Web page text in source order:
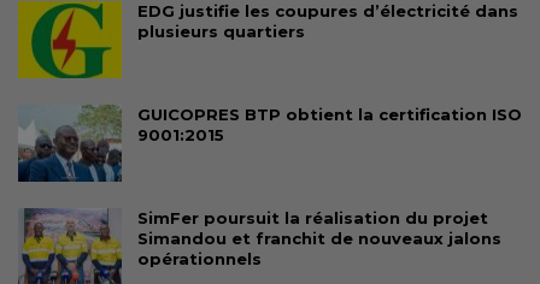
EDG justifie les coupures d’électricité dans
plusieurs quartiers
GUICOPRES BTP obtient la certification ISO
9001:2015
SimFer poursuit la réalisation du projet
Simandou et franchit de nouveaux jalons
opérationnels